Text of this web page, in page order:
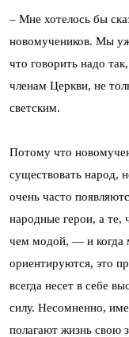
– Мне хотелось бы
новомучеников. Мы
что говорить надо
членам Церкви, не
светским.
Потому что
существовать народ,
очень часто
народные герои, а те,
чем модой, — и когда
ориентируются, это
всегда несет в себе
силу. Несомненно,
полагают жизнь свою